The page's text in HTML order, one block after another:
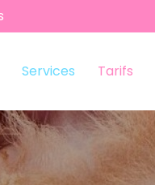
Services Tarifs